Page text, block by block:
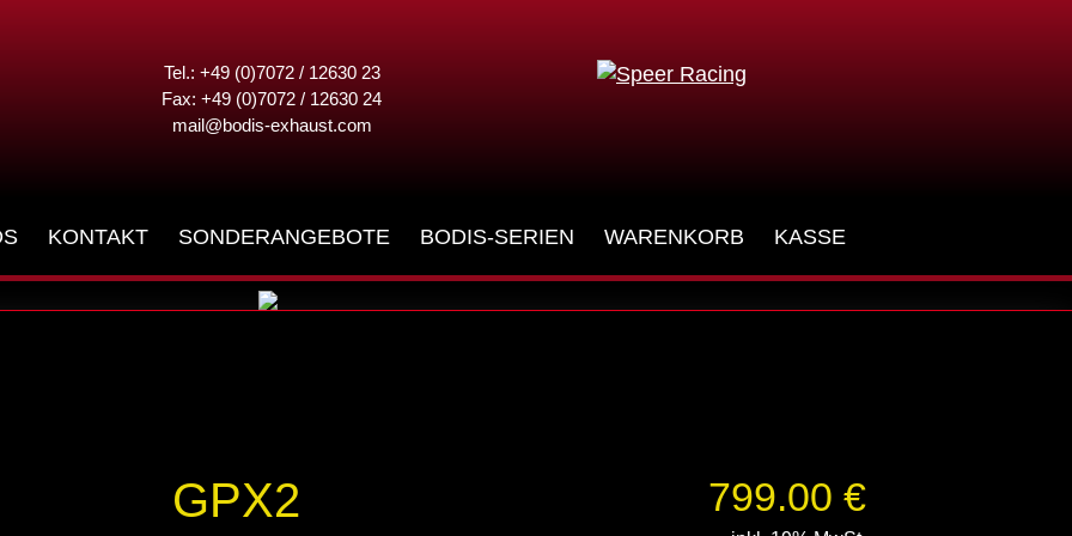
Tel.: +49 (0)7072 / 12630 23
Fax: +49 (0)7072 / 12630 24
mail@bodis-exhaust.com
KONTAKT SONDERANGEBOTE BODIS-SERIEN WARENKORB KASSE
GPX2 799.00 €